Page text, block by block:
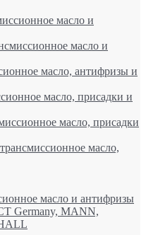
масло и
масло и
масло, антифризы и
масло, присадки и
масло, присадки
масло,
масло и антифризы
Germany, MANN,